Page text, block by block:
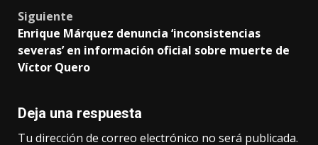
Siguiente
Enrique Márquez denuncia ‘inconsistencias
severas’ en información oficial sobre muerte de
Víctor Quero
Deja una respuesta
Tu dirección de correo electrónico no será publicada.